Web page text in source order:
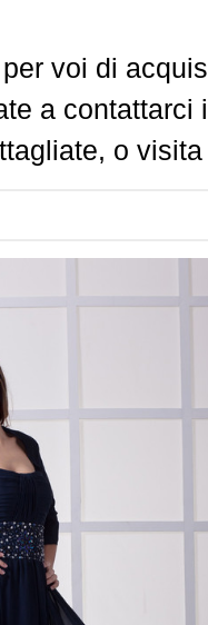
voi di
a
o